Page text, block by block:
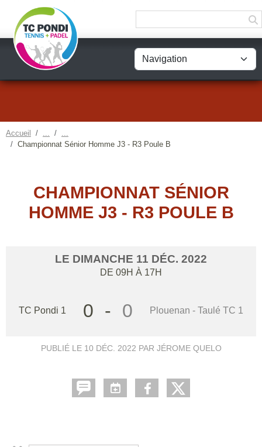
Accueil
Championnat Sénior Homme J3 - R3 Poule B
CHAMPIONNAT SÉNIOR
HOMME J3 - R3 POULE B
LE DIMANCHE 11 DÉC. 2022
DE 09H À 17H
TC Pondi 1 0 - 0 Plouenan - Taulé TC 1
PUBLIÉ LE 10 DÉC. 2022 PAR JÉROME QUELO
Panneau de gestion des cookies